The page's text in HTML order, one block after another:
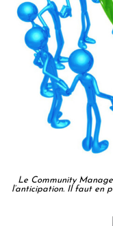
Le Community
l’anticipation. Il faut en